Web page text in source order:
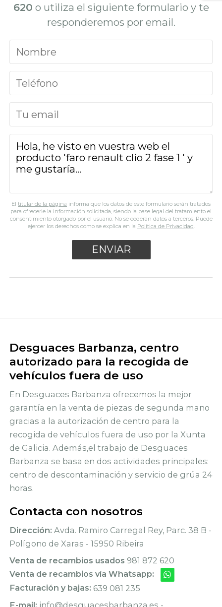
620 o utiliza el siguiente formulario y te
responderemos por email.
El titular de la página informa que los datos de este formulario serán tratados
para ofrecerle la información solicitada, siendo la base legal del tratamiento el
consentimiento otorgado por el usuario. No se cederán datos a terceros. Puede
ejercer los derechos como se explica en la Política de Privacidad.
Desguaces Barbanza, centro
autorizado para la recogida de
vehículos fuera de uso
En Desguaces Barbanza ofrecemos la mejor
garantía en la venta de piezas de segunda mano
gracias a la autorización de centro para la
recogida de vehículos fuera de uso por la Xunta
de Galicia. Además,el trabajo de Desguaces
Barbanza se basa en dos actividades principales:
centro de descontaminación y servicio de grúa 24
horas.
Contacta con nosotros
Dirección: Avda. Ramiro Carregal Rey, Parc. 38 B -
Polígono de Xaras - 15950 Ribeira
Venta de recambios usados 981 872 620
Venta de recambios vía Whatsapp:
Facturación y bajas: 639 081 235
E-mail: info@desguacesbarbanza.es -